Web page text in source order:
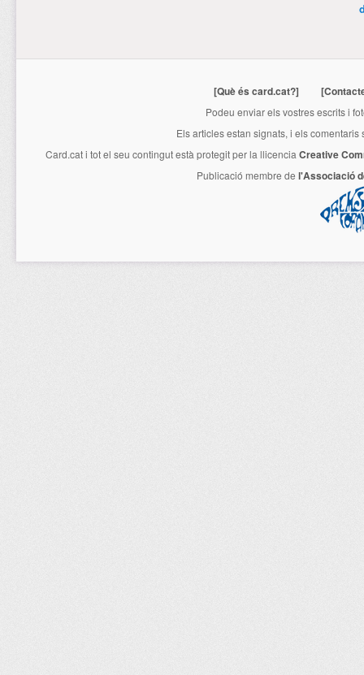
[Què és card.cat?]
Podeu enviar els vostres escrits i
Els articles estan signats, i els
Card.cati tot el seu contingut està protegit per la llicenciaCreative
Publicació membre de l'Associació